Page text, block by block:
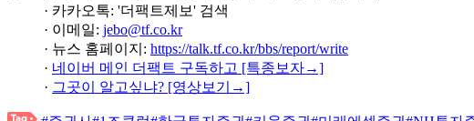
· 카카오톡: '더팩트제보' 검색
· 이메일: jebo@tf.co.kr
· 뉴스 홈페이지: https://talk.tf.co.kr/bbs/report/write
· 네이버 메인 더팩트 구독하고 [특종보자→]
· 그곳이 알고싶냐? [영상보기→]